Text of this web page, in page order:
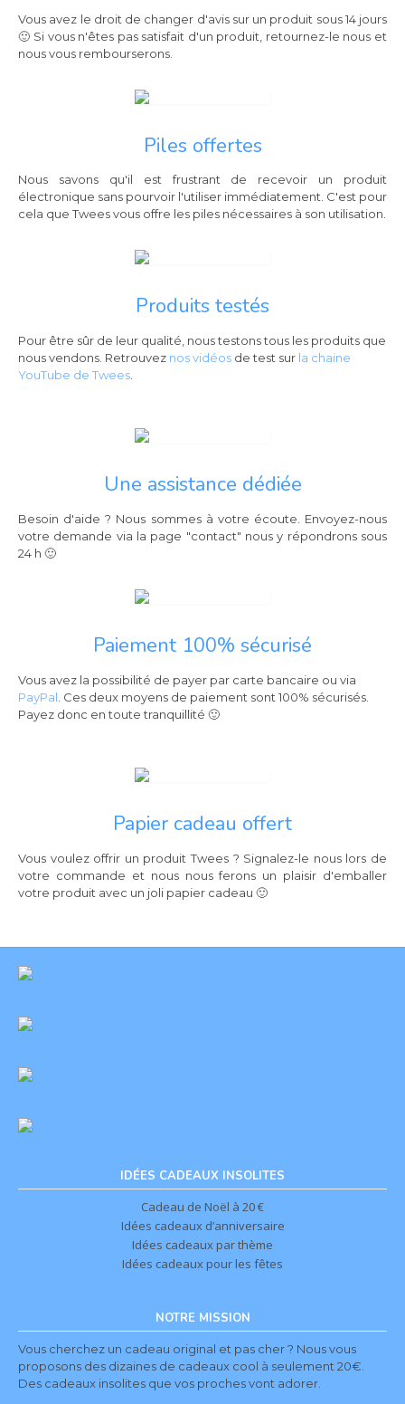
Vous avez le droit de changer d'avis sur un produit sous 14 jours
🙂 Si vous n'êtes pas satisfait d'un produit, retournez-le nous et
nous vous rembourserons.
Piles offertes
Nous savons qu'il est frustrant de recevoir un produit
électronique sans pourvoir l'utiliser immédiatement. C'est pour
cela que Twees vous offre les piles nécessaires à son utilisation.
Produits testés
Pour être sûr de leur qualité, nous testons tous les produits que
nous vendons. Retrouvez nos vidéos de test sur la chaine
YouTube de Twees
Une assistance dédiée
Besoin d'aide ? Nous sommes à votre écoute. Envoyez-nous
votre demande via la page "contact" nous y répondrons sous
24 h 🙂
Paiement 100% sécurisé
Vous avez la possibilité de payer par carte bancaire ou via
PayPal . Ces deux moyens de paiement sont 100% sécurisés.
Payez donc en toute tranquillité 🙂
Papier cadeau offert
Vous voulez offrir un produit Twees ? Signalez-le nous lors de
votre commande et nous nous ferons un plaisir d'emballer
votre produit avec un joli papier cadeau 🙂
IDÉES CADEAUX INSOLITES
Cadeau de Noël à 20 €
Idées cadeaux d’anniversaire
Idées cadeaux par thème
Idées cadeaux pour les fêtes
NOTRE MISSION
Vous cherchez un cadeau original et pas cher ? Nous vous
proposons des dizaines de cadeaux cool à seulement 20€.
Des cadeaux insolites que vos proches vont adorer.